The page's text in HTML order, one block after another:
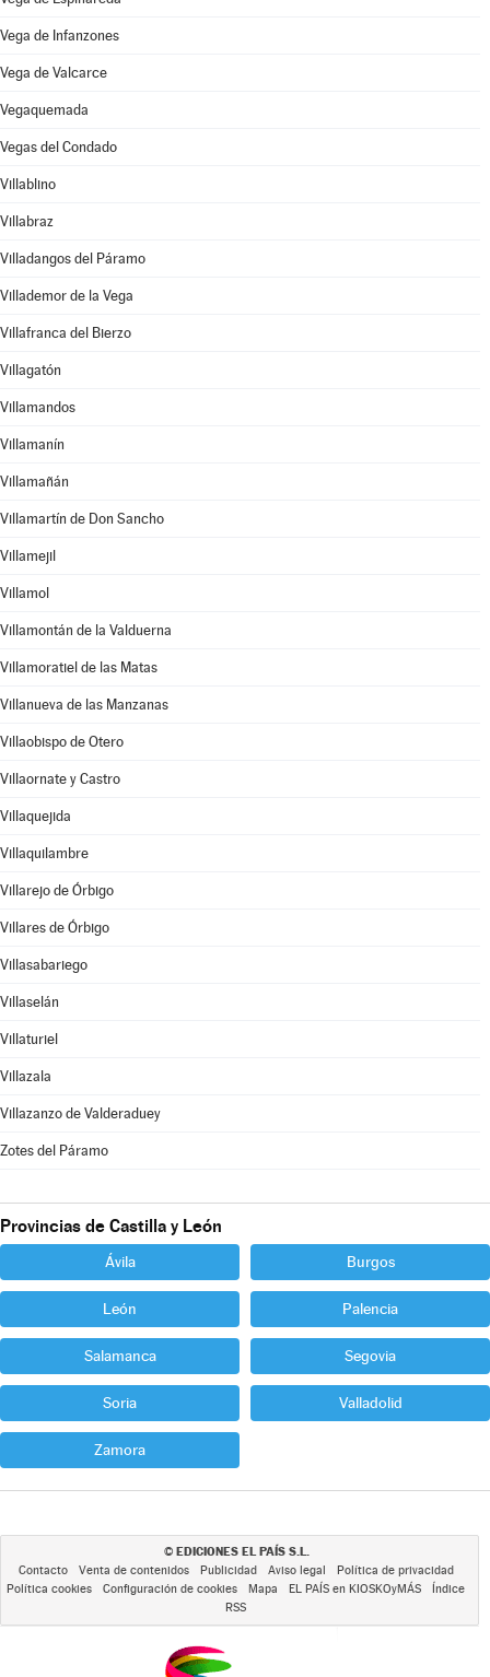
Vega de Infanzones
Vega de Valcarce
Vegaquemada
Vegas del Condado
Villablino
Villabraz
Villadangos del Páramo
Villademor de la Vega
Villafranca del Bierzo
Villagatón
Villamandos
Villamanín
Villamañán
Villamartín de Don Sancho
Villamejil
Villamol
Villamontán de la Valduerna
Villamoratiel de las Matas
Villanueva de las Manzanas
Villaobispo de Otero
Villaornate y Castro
Villaquejida
Villaquilambre
Villarejo de Órbigo
Villares de Órbigo
Villasabariego
Villaselán
Villaturiel
Villazala
Villazanzo de Valderaduey
Zotes del Páramo
Provincias de Castilla y León
Ávila Burgos
León Palencia
Salamanca Segovia
Soria Valladolid
Zamora
© EDICIONES EL PAÍS S.L.
Contacto Venta de contenidos Publicidad Aviso legal
Política de privacidad
Política cookies
Configuración de cookies Mapa EL PAÍS en KIOSKOyMÁS
Índice
RSS